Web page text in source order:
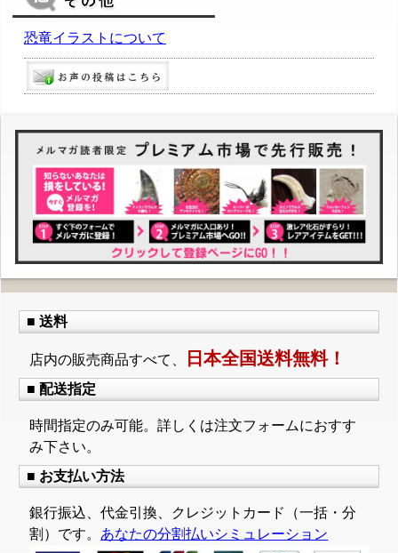
恐竜イラストについて
■ 送料
店内の販売商品すべて、 日本全国送料無料！
■ 配送指定
時間指定のみ可能。詳しくは注文フォームにおすす
み下さい。
■ お支払い方法
銀行振込、代金引換、クレジットカード（一括・分
割）です。 あなたの分割払いシミュレーション